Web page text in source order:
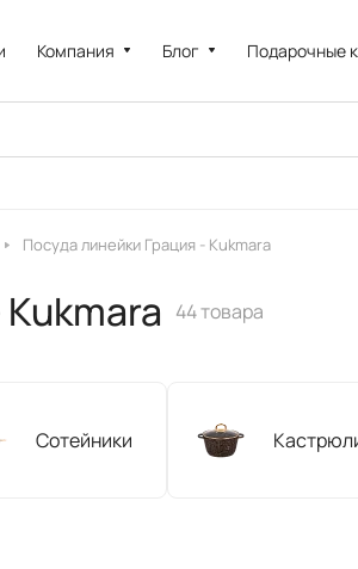
Компания Блог Подарочные
Посуда линейки Грация - Kukmara
44 товара
Сотейники